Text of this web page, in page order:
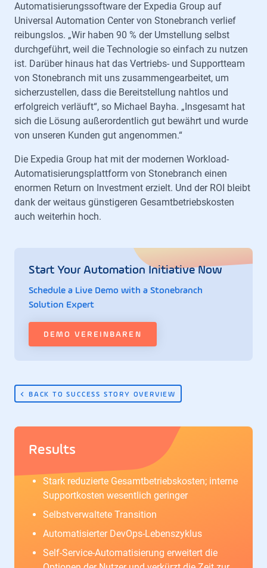
Automatisierungssoftware der Expedia Group auf
Universal Automation Center von Stonebranch verlief
reibungslos. „Wir haben 90 % der Umstellung selbst
durchgeführt, weil die Technologie so einfach zu nutzen
ist. Darüber hinaus hat das Vertriebs- und Supportteam
von Stonebranch mit uns zusammengearbeitet, um
sicherzustellen, dass die Bereitstellung nahtlos und
erfolgreich verläuft“, so Michael Bayha. „Insgesamt hat
sich die Lösung außerordentlich gut bewährt und wurde
von unseren Kunden gut angenommen.“
Die Expedia Group hat mit der modernen Workload-
Automatisierungsplattform von Stonebranch einen
enormen Return on Investment erzielt. Und der ROI bleibt
dank der weitaus günstigeren Gesamtbetriebskosten
auch weiterhin hoch.
Start Your Automation Initiative Now
Schedule a Live Demo with a Stonebranch
Solution Expert
DEMO VEREINBAREN
BACK TO SUCCESS STORY OVERVIEW
Results
Stark reduzierte Gesamtbetriebskosten; interne
Supportkosten wesentlich geringer
Selbstverwaltete Transition
Automatisierter DevOps-Lebenszyklus
Self-Service-Automatisierung erweitert die